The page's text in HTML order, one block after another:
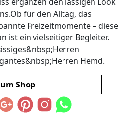
für den Alltag, das
Freizeitmomente – diese
ist ein vielseitiger Begleiter.
Hemd.
Shop